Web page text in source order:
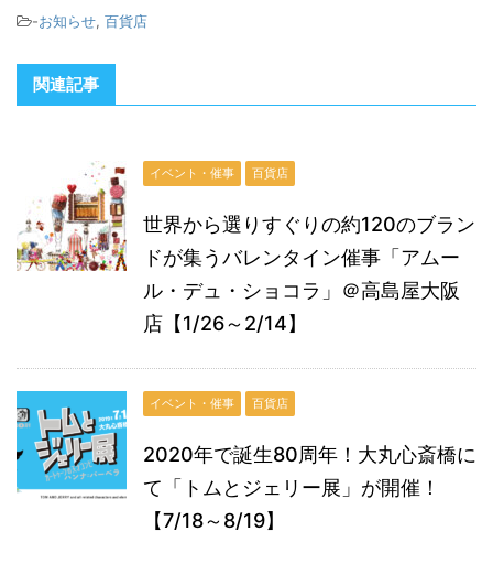
-お知らせ, 百貨店
関連記事
イベント・催事 百貨店
世界から選りすぐりの約120のブラン
ドが集うバレンタイン催事「アムー
ル・デュ・ショコラ」＠高島屋大阪
店【1/26～2/14】
イベント・催事 百貨店
2020年で誕生80周年！大丸心斎橋に
て「トムとジェリー展」が開催！
【7/18～8/19】